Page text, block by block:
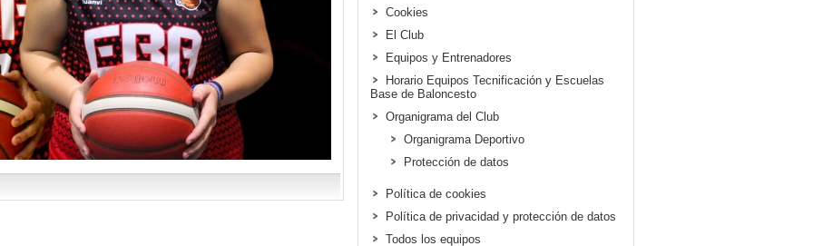
Cookies
El Club
Equipos y Entrenadores
Horario Equipos Tecnificación y Escuelas
Base de Baloncesto
Organigrama del Club
Organigrama Deportivo
Protección de datos
Política de cookies
Política de privacidad y protección de datos
Todos los equipos